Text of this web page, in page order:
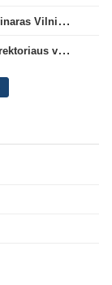
Pradedantiesiems teisėjams – nemokamas seminaras Vilniuje šį penktadienį
K. Rudžionis tęs LFF salės futbolo techninio direktoriaus veiklą